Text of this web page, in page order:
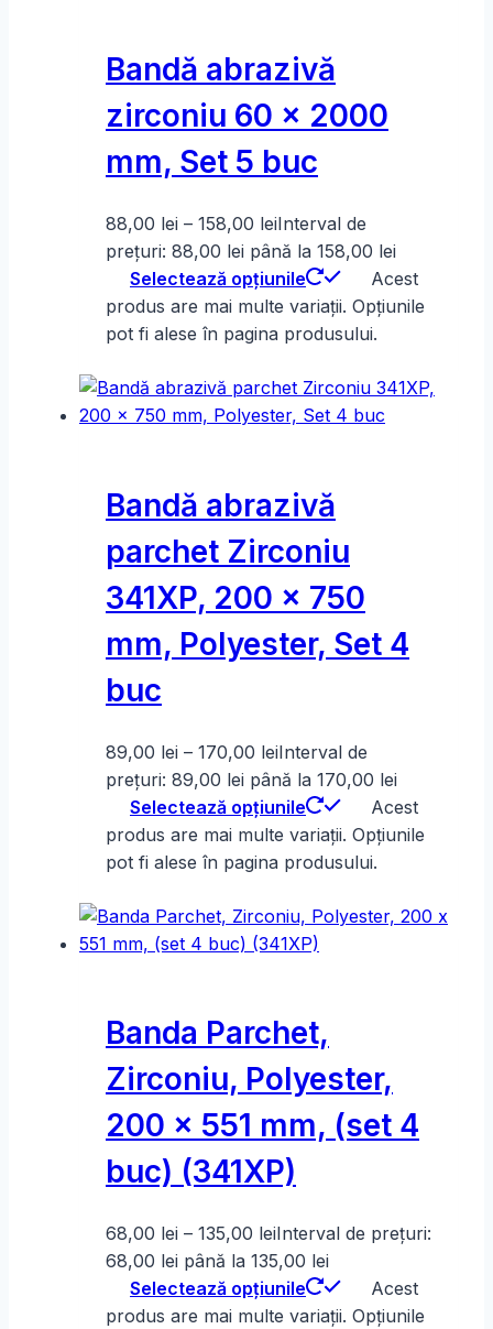
Bandă abrazivă
zirconiu 60 x 2000
mm, Set 5 buc
88,00 lei – 158,00 leiInterval de
prețuri: 88,00 lei până la 158,00 lei
Selectează opțiunile
Acest
produs are mai multe variații. Opțiunile
pot fi alese în pagina produsului.
Bandă abrazivă
parchet Zirconiu
341XP, 200 x 750
mm, Polyester, Set 4
buc
89,00 lei – 170,00 leiInterval de
prețuri: 89,00 lei până la 170,00 lei
Selectează opțiunile
Acest
produs are mai multe variații. Opțiunile
pot fi alese în pagina produsului.
Banda Parchet,
Zirconiu, Polyester,
200 x 551 mm, (set 4
buc) (341XP)
68,00 lei – 135,00 leiInterval de prețuri:
68,00 lei până la 135,00 lei
Selectează opțiunile
Acest
produs are mai multe variații. Opțiunile